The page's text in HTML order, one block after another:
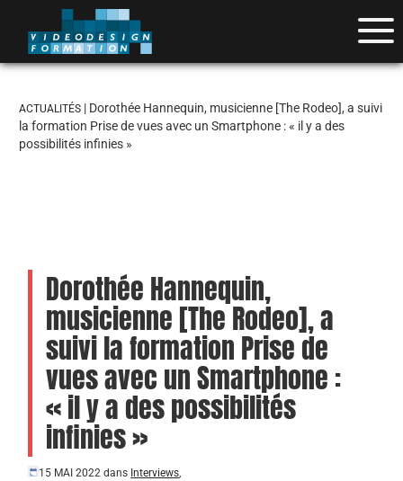
ACTUALITÉS | Dorothée Hannequin, musicienne [The Rodeo], a suivi
la formation Prise de vues avec un Smartphone : « il y a des
possibilités infinies »
Dorothée Hannequin,
musicienne [The Rodeo], a
suivi la formation Prise de
vues avec un Smartphone :
« il y a des possibilités
infinies »
15 MAI 2022 dans Interviews,